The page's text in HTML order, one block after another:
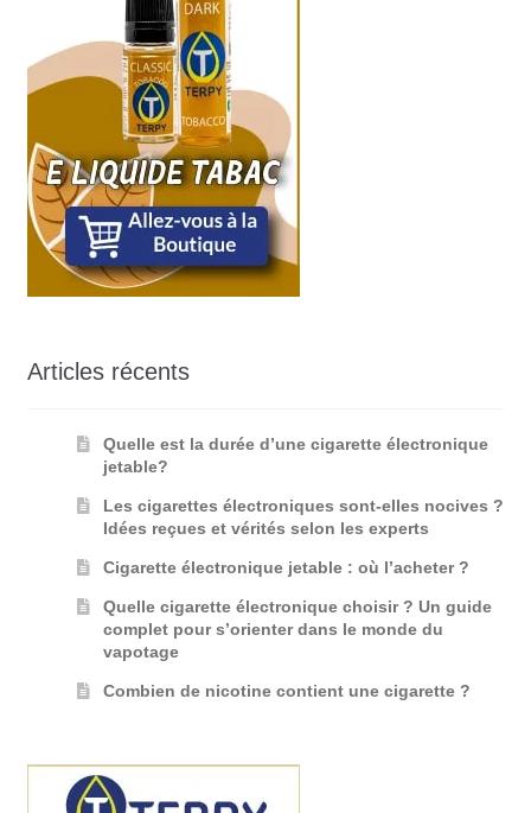
Articles récents
Quelle est la durée d’une cigarette électronique
jetable?
Les cigarettes électroniques sont-elles nocives ?
Idées reçues et vérités selon les experts
Cigarette électronique jetable : où l’acheter ?
Quelle cigarette électronique choisir ? Un guide
complet pour s’orienter dans le monde du
vapotage
Combien de nicotine contient une cigarette ?